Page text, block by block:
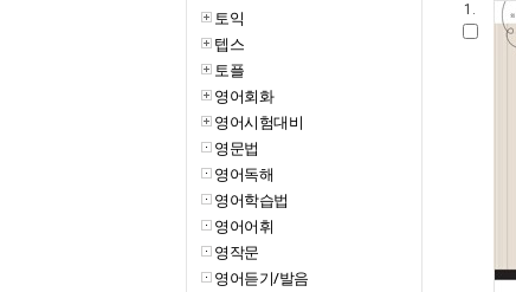
토익
텝스
토플
영어회화
영어시험대비
영문법
영어독해
영어학습법
영어어휘
영작문
영어듣기/발음
1.